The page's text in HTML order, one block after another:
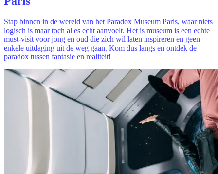
Stap binnen in de wereld van het Paradox Museum Paris, waar niets
logisch is maar toch alles echt aanvoelt. Het is museum is een echte
must-visit voor jong en oud die zich wil laten inspireren en geen
enkele uitdaging uit de weg gaan. Kom dus langs en ontdek de
paradox tussen fantasie en realiteit!